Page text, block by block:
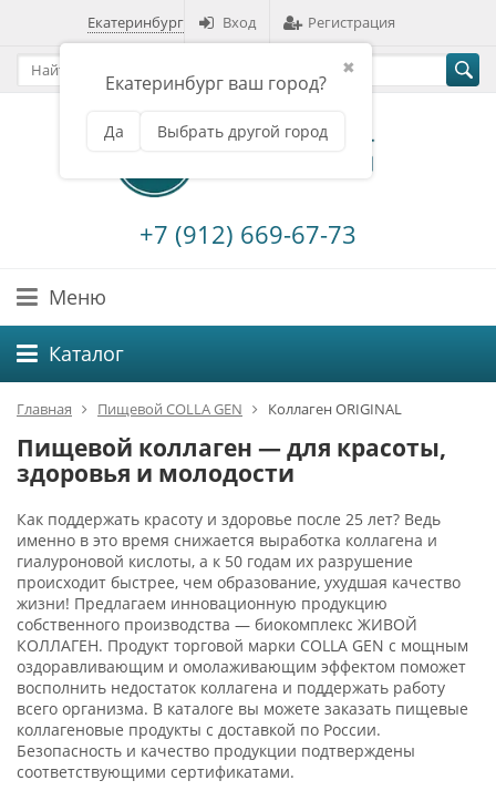
Екатеринбург
✖
Екатеринбург ваш город?
Да Выбрать другой город
Вход Регистрация
+7 (912) 669-67-73
Меню
Каталог
Главная Пищевой COLLA GEN Коллаген ORIGINAL
Пищевой коллаген — для красоты,
здоровья и молодости
Как поддержать красоту и здоровье после 25 лет? Ведь
именно в это время снижается выработка коллагена и
гиалуроновой кислоты, а к 50 годам их разрушение
происходит быстрее, чем образование, ухудшая качество
жизни! Предлагаем инновационную продукцию
собственного производства — биокомплекс ЖИВОЙ
КОЛЛАГЕН. Продукт торговой марки COLLA GEN с мощным
оздоравливающим и омолаживающим эффектом поможет
восполнить недостаток коллагена и поддержать работу
всего организма. В каталоге вы можете заказать пищевые
коллагеновые продукты с доставкой по России.
Безопасность и качество продукции подтверждены
соответствующими сертификатами.